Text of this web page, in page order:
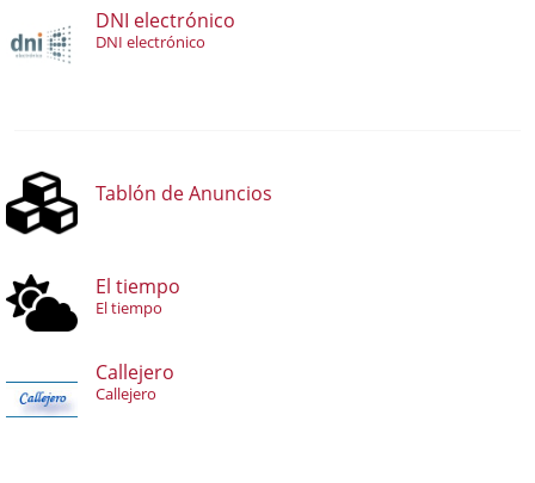
DNI electrónico
DNI electrónico
Tablón de Anuncios
El tiempo
El tiempo
Callejero
Callejero